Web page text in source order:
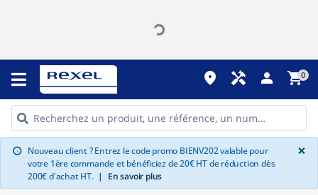
place handyman person shopping_cart0
info Nouveau client ? Entrez le code promo BIENV202 valable pour
votre 1ère commande et bénéficiez de 20€ HT de réduction dès
200€ d'achat HT. | En savoir plus
×